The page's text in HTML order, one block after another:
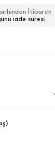
Gelince haber ver
Gelince haber ver
İtibaren
iade süresi